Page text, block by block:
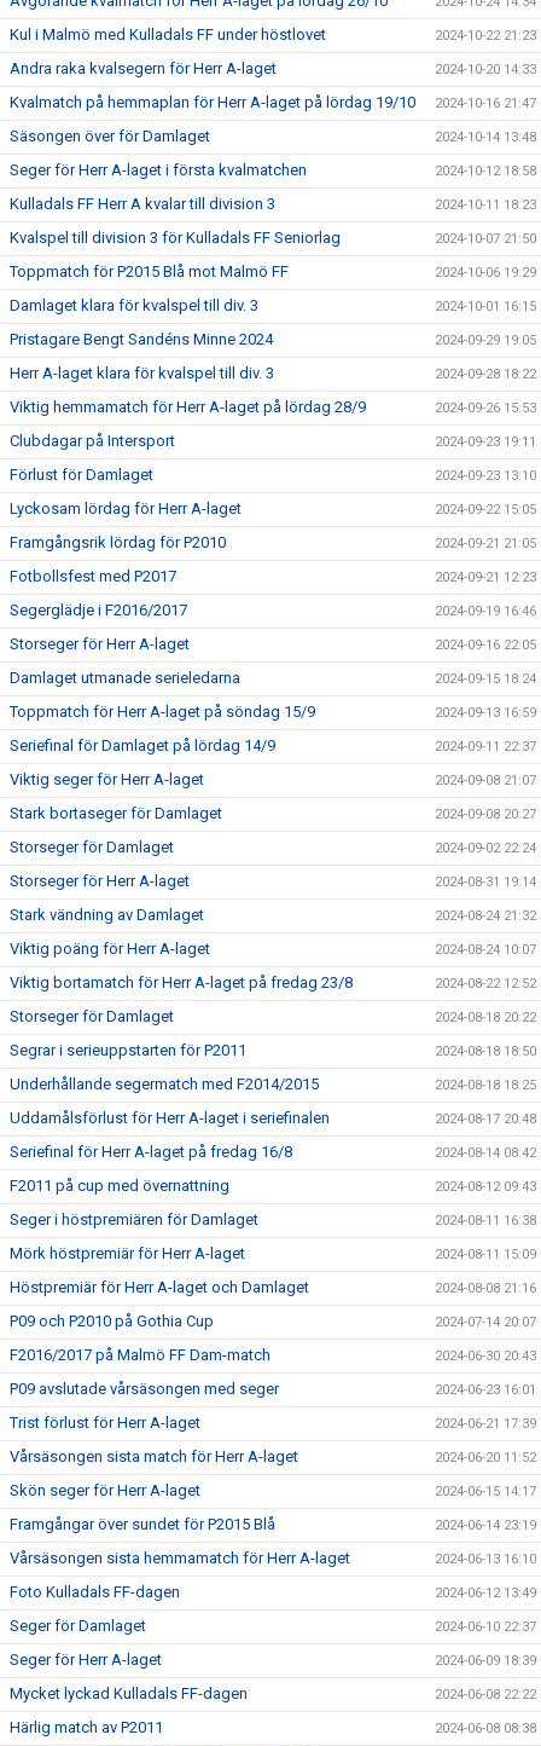
Kul i Malmö med Kulladals FF under höstlovet 2024-10-22 21:23
Andra raka kvalsegern för Herr A-laget 2024-10-20 14:33
Kvalmatch på hemmaplan för Herr A-laget på lördag 19/10 2024-10-16 21:47
Säsongen över för Damlaget 2024-10-14 13:48
Seger för Herr A-laget i första kvalmatchen 2024-10-12 18:58
Kulladals FF Herr A kvalar till division 3 2024-10-11 18:23
Kvalspel till division 3 för Kulladals FF Seniorlag 2024-10-07 21:50
Toppmatch för P2015 Blå mot Malmö FF 2024-10-06 19:29
Damlaget klara för kvalspel till div. 3 2024-10-01 16:15
Pristagare Bengt Sandéns Minne 2024 2024-09-29 19:05
Herr A-laget klara för kvalspel till div. 3 2024-09-28 18:22
Viktig hemmamatch för Herr A-laget på lördag 28/9 2024-09-26 15:53
Clubdagar på Intersport 2024-09-23 19:11
Förlust för Damlaget 2024-09-23 13:10
Lyckosam lördag för Herr A-laget 2024-09-22 15:05
Framgångsrik lördag för P2010 2024-09-21 21:05
Fotbollsfest med P2017 2024-09-21 12:23
Segerglädje i F2016/2017 2024-09-19 16:46
Storseger för Herr A-laget 2024-09-16 22:05
Damlaget utmanade serieledarna 2024-09-15 18:24
Toppmatch för Herr A-laget på söndag 15/9 2024-09-13 16:59
Seriefinal för Damlaget på lördag 14/9 2024-09-11 22:37
Viktig seger för Herr A-laget 2024-09-08 21:07
Stark bortaseger för Damlaget 2024-09-08 20:27
Storseger för Damlaget 2024-09-02 22:24
Storseger för Herr A-laget 2024-08-31 19:14
Stark vändning av Damlaget 2024-08-24 21:32
Viktig poäng för Herr A-laget 2024-08-24 10:07
Viktig bortamatch för Herr A-laget på fredag 23/8 2024-08-22 12:52
Storseger för Damlaget 2024-08-18 20:22
Segrar i serieuppstarten för P2011 2024-08-18 18:50
Underhållande segermatch med F2014/2015 2024-08-18 18:25
Uddamålsförlust för Herr A-laget i seriefinalen 2024-08-17 20:48
Seriefinal för Herr A-laget på fredag 16/8 2024-08-14 08:42
F2011 på cup med övernattning 2024-08-12 09:43
Seger i höstpremiären för Damlaget 2024-08-11 16:38
Mörk höstpremiär för Herr A-laget 2024-08-11 15:09
Höstpremiär för Herr A-laget och Damlaget 2024-08-08 21:16
P09 och P2010 på Gothia Cup 2024-07-14 20:07
F2016/2017 på Malmö FF Dam-match 2024-06-30 20:43
P09 avslutade vårsäsongen med seger 2024-06-23 16:01
Trist förlust för Herr A-laget 2024-06-21 17:39
Vårsäsongen sista match för Herr A-laget 2024-06-20 11:52
Skön seger för Herr A-laget 2024-06-15 14:17
Framgångar över sundet för P2015 Blå 2024-06-14 23:19
Vårsäsongen sista hemmamatch för Herr A-laget 2024-06-13 16:10
Foto Kulladals FF-dagen 2024-06-12 13:49
Seger för Damlaget 2024-06-10 22:37
Seger för Herr A-laget 2024-06-09 18:39
Mycket lyckad Kulladals FF-dagen 2024-06-08 22:22
Härlig match av P2011 2024-06-08 08:38